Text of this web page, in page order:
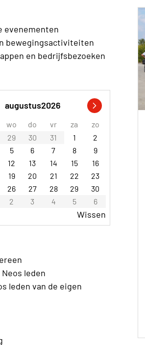
evenementen
bewegingsactiviteiten
en bedrijfsbezoeken
augustus2026
wo do vr za
zo
29 30 31 1
2
5 6 7 8
9
12 13 14 15
16
19 20 21 22
23
26 27 28 29
30
2 3 4 5 6
Wissen
leden
leden van de eigen